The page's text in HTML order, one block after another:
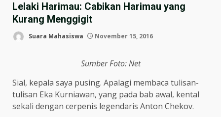
Lelaki Harimau: Cabikan Harimau yang
Kurang Menggigit
Suara Mahasiswa November 15, 2016
Sumber Foto: Net
Sial, kepala saya pusing. Apalagi membaca tulisan-
tulisan Eka Kurniawan, yang pada bab awal, kental
sekali dengan cerpenis legendaris Anton Chekov.